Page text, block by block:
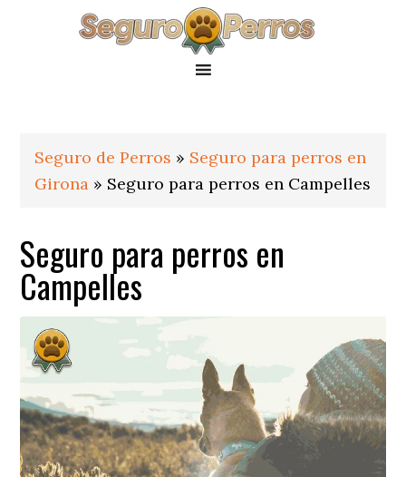
Seguro de Perros » Seguro para perros en
Girona » Seguro para perros en Campelles
Seguro para perros en
Campelles